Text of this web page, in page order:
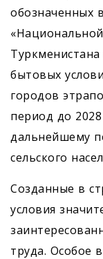
обозначенных
бытовых
городов
период до 2028
дальнейшему
сельского
Созданные в
условия
труда. Особое